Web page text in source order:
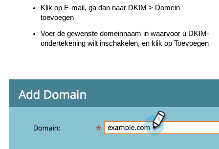
Klik op E-mail, ga dan naar DKIM > Domein
toevoegen
Voer de gewenste domeinnaam in waarvoor u DKIM-
ondertekening wilt inschakelen, en klik op Toevoegen